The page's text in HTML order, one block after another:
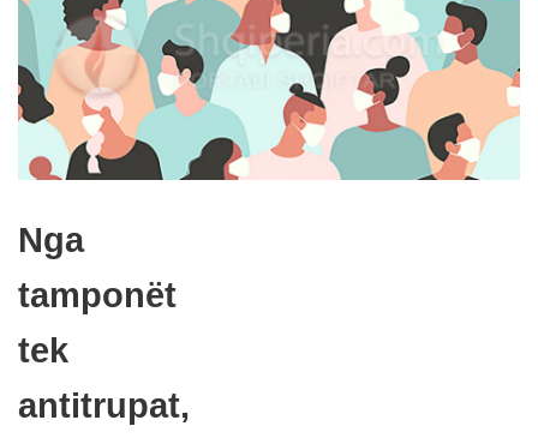
Nga
tamponët
tek
antitrupat,